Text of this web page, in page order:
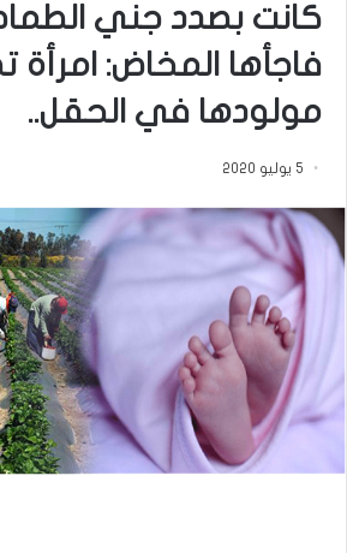
كانت بصدد جني
فاجأها المخاض: امرأة
مولودها في الحقل..
5 يوليو 2020